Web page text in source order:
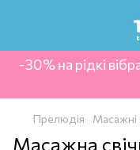
-30% на рідкі
Прелюдія Масажні
Масажна